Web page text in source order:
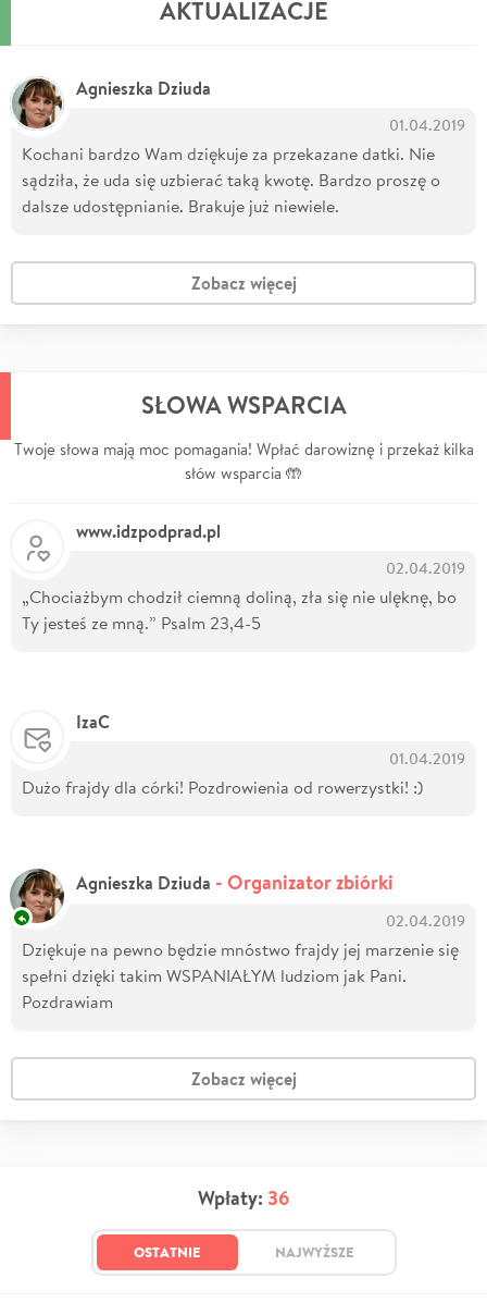
AKTUALIZACJE
Agnieszka Dziuda
01.04.2019
Kochani bardzo Wam dziękuje za przekazane datki. Nie
sądziła, że uda się uzbierać taką kwotę. Bardzo proszę o
dalsze udostępnianie. Brakuje już niewiele.
Zobacz więcej
SŁOWA WSPARCIA
Twoje słowa mają moc pomagania! Wpłać darowiznę i przekaż kilka
słów wsparcia 🤲
www.idzpodprad.pl
02.04.2019
„Chociażbym chodził ciemną doliną, zła się nie ulęknę, bo
Ty jesteś ze mną.” Psalm 23,4-5
IzaC
01.04.2019
Dużo frajdy dla córki! Pozdrowienia od rowerzystki! :)
Agnieszka Dziuda - Organizator zbiórki
02.04.2019
Dziękuje na pewno będzie mnóstwo frajdy jej marzenie się
spełni dzięki takim WSPANIAŁYM ludziom jak Pani.
Pozdrawiam
Zobacz więcej
Wpłaty: 36
OSTATNIE NAJWYŻSZE